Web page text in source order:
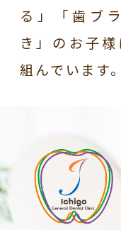
る」「歯ブ
き」のお子
組んでいます。